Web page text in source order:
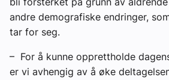
andre demografiske endringer,
tar for seg.
– For å kunne opprettholde
er vi avhengig av å øke